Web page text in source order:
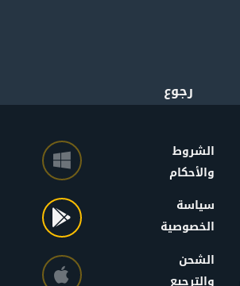
الشروط
والأحكام
سياسة
الخصوصية
الشحن
والترجيع